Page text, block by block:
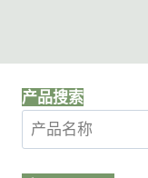
产品搜索